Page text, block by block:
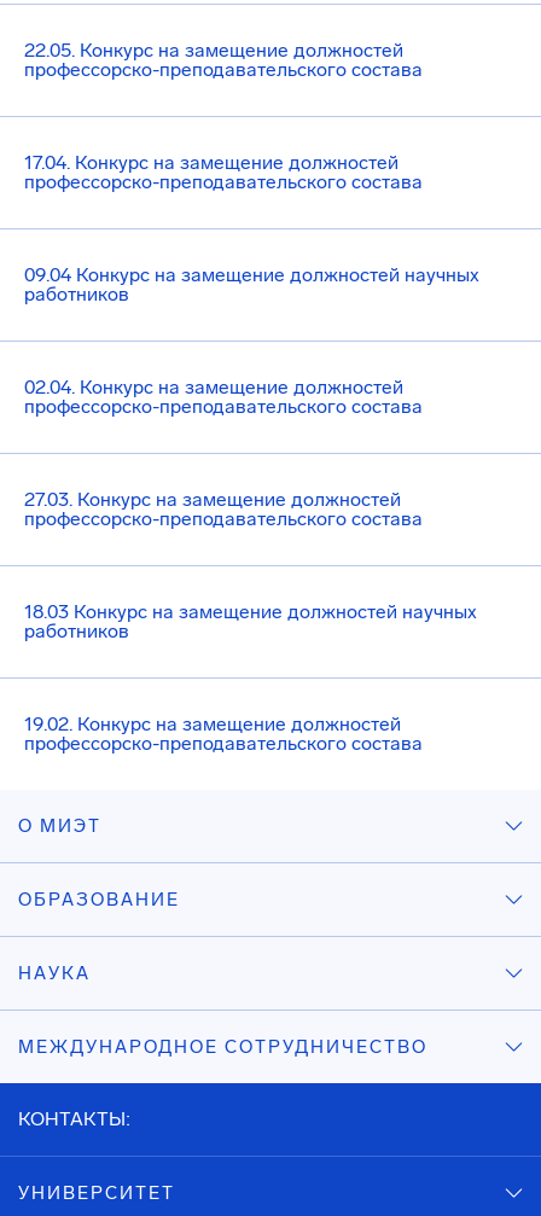
22.05. Конкурс на замещение должностей
профессорско-преподавательского состава
17.04. Конкурс на замещение должностей
профессорско-преподавательского состава
09.04 Конкурс на замещение должностей научных
работников
02.04. Конкурс на замещение должностей
профессорско-преподавательского состава
27.03. Конкурс на замещение должностей
профессорско-преподавательского состава
18.03 Конкурс на замещение должностей научных
работников
19.02. Конкурс на замещение должностей
профессорско-преподавательского состава
О МИЭТ
ОБРАЗОВАНИЕ
НАУКА
МЕЖДУНАРОДНОЕ СОТРУДНИЧЕСТВО
КОНТАКТЫ:
УНИВЕРСИТЕТ